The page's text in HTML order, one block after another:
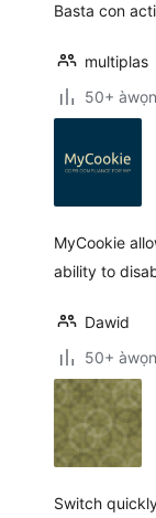
Basta con
multiplas
50+
MyCookie
ability to
Dawid
50+
Switch